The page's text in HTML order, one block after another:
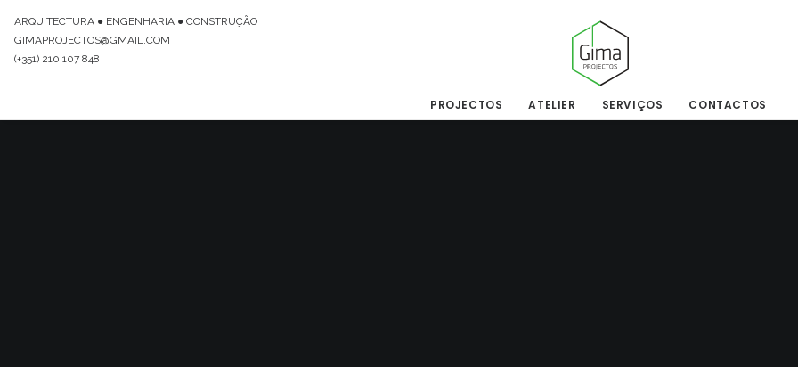
ARQUITECTURA ● ENGENHARIA ● CONSTRUÇÃO
GIMAPROJECTOS@GMAIL.COM
(+351) 210 107 848
PROJECTOS ATELIER SERVIÇOS CONTACTOS